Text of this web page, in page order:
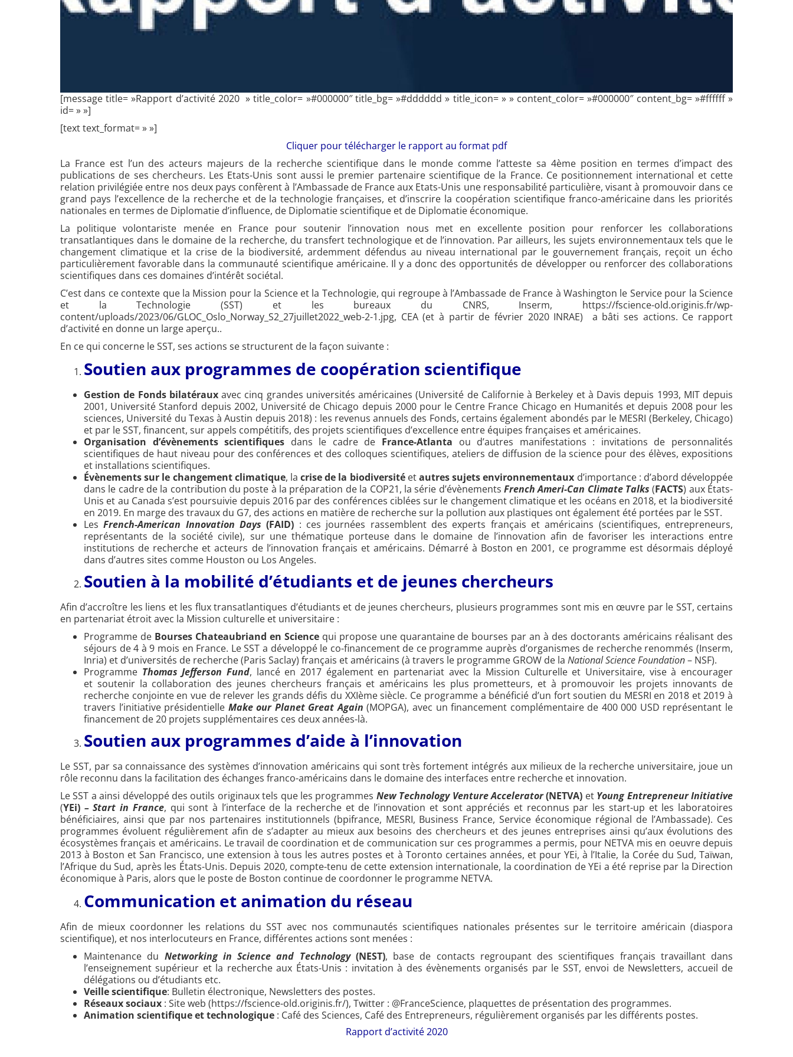
[message title= »Rapport d’activité 2020 » title_color= »#000000″ title_bg= »#dddddd » title_icon= » » content_color= »#000000″ content_bg= »#ffffff »
id= » »]
[text text_format= » »]
Cliquer pour télécharger le rapport au format pdf
La France est l’un des acteurs majeurs de la recherche scientifique dans le monde comme l’atteste sa 4ème position en termes d’impact des
publications de ses chercheurs. Les Etats-Unis sont aussi le premier partenaire scientifique de la France. Ce positionnement international et cette
relation privilégiée entre nos deux pays confèrent à l’Ambassade de France aux Etats-Unis une responsabilité particulière, visant à promouvoir dans ce
grand pays l’excellence de la recherche et de la technologie françaises, et d’inscrire la coopération scientifique franco-américaine dans les priorités
nationales en termes de Diplomatie d’influence, de Diplomatie scientifique et de Diplomatie économique.
La politique volontariste menée en France pour soutenir l’innovation nous met en excellente position pour renforcer les collaborations
transatlantiques dans le domaine de la recherche, du transfert technologique et de l’innovation. Par ailleurs, les sujets environnementaux tels que le
changement climatique et la crise de la biodiversité, ardemment défendus au niveau international par le gouvernement français, reçoit un écho
particulièrement favorable dans la communauté scientifique américaine. Il y a donc des opportunités de développer ou renforcer des collaborations
scientifiques dans ces domaines d’intérêt sociétal.
C’est dans ce contexte que la Mission pour la Science et la Technologie, qui regroupe à l’Ambassade de France à Washington le Service pour la Science
et la Technologie (SST) et les bureaux du CNRS, Inserm, https://fscience-old.originis.fr/wp-
content/uploads/2023/06/GLOC_Oslo_Norway_S2_27juillet2022_web-2-1.jpg, CEA (et à partir de février 2020 INRAE) a bâti ses actions. Ce rapport
d’activité en donne un large aperçu..
En ce qui concerne le SST, ses actions se structurent de la façon suivante :
Soutien aux programmes de coopération scientifique
Gestion de Fonds bilatérauxavec cinq grandes universités américaines (Université de Californie à Berkeley et à Davis depuis 1993, MIT depuis
2001, Université Stanford depuis 2002, Université de Chicago depuis 2000 pour le Centre France Chicago en Humanités et depuis 2008 pour les
sciences, Université du Texas à Austin depuis 2018) : les revenus annuels des Fonds, certains également abondés par le MESRI (Berkeley, Chicago)
et par le SST, financent, sur appels compétitifs, des projets scientifiques d’excellence entre équipes françaises et américaines.
Organisation d’évènements scientifiques dans le cadre de France-Atlanta ou d’autres manifestations : invitations de personnalités
scientifiques de haut niveau pour des conférences et des colloques scientifiques, ateliers de diffusion de la science pour des élèves, expositions
et installations scientifiques.
Évènements sur le changement climatique, lacrise de la biodiversitéetautres sujets environnementaux d’importance : d’abord développée
dans le cadre de la contribution du poste à la préparation de la COP21, la série d’évènements French Ameri-Can Climate Talks (FACTS) aux États-
Unis et au Canada s’est poursuivie depuis 2016 par des conférences ciblées sur le changement climatique et les océans en 2018, et la biodiversité
en 2019. En marge des travaux du G7, des actions en matière de recherche sur la pollution aux plastiques ont également été portées par le SST.
LesFrench-American Innovation Days (FAID) : ces journées rassemblent des experts français et américains (scientifiques, entrepreneurs,
représentants de la société civile), sur une thématique porteuse dans le domaine de l’innovation afin de favoriser les interactions entre
institutions de recherche et acteurs de l’innovation français et américains. Démarré à Boston en 2001, ce programme est désormais déployé
dans d’autres sites comme Houston ou Los Angeles.
Soutien à la mobilité d’étudiants et de jeunes chercheurs
Afin d’accroître les liens et les flux transatlantiques d’étudiants et de jeunes chercheurs, plusieurs programmes sont mis en œuvre par le SST, certains
en partenariat étroit avec la Mission culturelle et universitaire :
Programme de Bourses Chateaubriand en Sciencequi propose une quarantaine de bourses par an à des doctorants américains réalisant des
séjours de 4 à 9 mois en France. Le SST a développé le co-financement de ce programme auprès d’organismes de recherche renommés (Inserm,
Inria) et d’universités de recherche (Paris Saclay) français et américains (à travers le programme GROW de la National Science Foundation– NSF).
Programme Thomas Jefferson Fund, lancé en 2017 également en partenariat avec la Mission Culturelle et Universitaire, vise à encourager
et soutenir la collaboration des jeunes chercheurs français et américains les plus prometteurs, et à promouvoir les projets innovants de
recherche conjointe en vue de relever les grands défis du XXIème siècle. Ce programme a bénéficié d’un fort soutien du MESRI en 2018 et 2019 à
travers l’initiative présidentielle Make our Planet Great Again (MOPGA), avec un financement complémentaire de 400 000 USD représentant le
financement de 20 projets supplémentaires ces deux années-là.
Soutien aux programmes d’aide à l’innovation
Le SST, par sa connaissance des systèmes d’innovation américains qui sont très fortement intégrés aux milieux de la recherche universitaire, joue un
rôle reconnu dans la facilitation des échanges franco-américains dans le domaine des interfaces entre recherche et innovation.
Le SST a ainsi développé des outils originaux tels que les programmes New Technology Venture Accelerator (NETVA) et Young Entrepreneur Initiative
(YEi) – Start in France, qui sont à l’interface de la recherche et de l’innovation et sont appréciés et reconnus par les start-up et les laboratoires
bénéficiaires, ainsi que par nos partenaires institutionnels (bpifrance, MESRI, Business France, Service économique régional de l’Ambassade). Ces
programmes évoluent régulièrement afin de s’adapter au mieux aux besoins des chercheurs et des jeunes entreprises ainsi qu’aux évolutions des
écosystèmes français et américains. Le travail de coordination et de communication sur ces programmes a permis, pour NETVA mis en oeuvre depuis
2013 à Boston et San Francisco, une extension à tous les autres postes et à Toronto certaines années, et pour YEi, à l’Italie, la Corée du Sud, Taïwan,
l’Afrique du Sud, après les États-Unis. Depuis 2020, compte-tenu de cette extension internationale, la coordination de YEi a été reprise par la Direction
économique à Paris, alors que le poste de Boston continue de coordonner le programme NETVA.
Communication et animation du réseau
Afin de mieux coordonner les relations du SST avec nos communautés scientifiques nationales présentes sur le territoire américain (diaspora
scientifique), et nos interlocuteurs en France, différentes actions sont menées :
Maintenance du Networking in Science and Technology(NEST), base de contacts regroupant des scientifiques français travaillant dans
l’enseignement supérieur et la recherche aux États-Unis : invitation à des évènements organisés par le SST, envoi de Newsletters, accueil de
délégations ou d’étudiants etc.
Veille scientifique: Bulletin électronique, Newsletters des postes.
Réseaux sociaux : Site web (https://fscience-old.originis.fr/), Twitter : @FranceScience, plaquettes de présentation des programmes.
Animation scientifique et technologique : Café des Sciences, Café des Entrepreneurs, régulièrement organisés par les différents postes.
Rapport d’activité 2020